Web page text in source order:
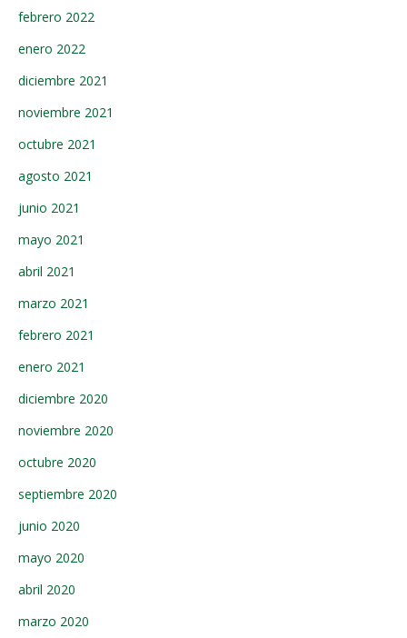
febrero 2022
enero 2022
diciembre 2021
noviembre 2021
octubre 2021
agosto 2021
junio 2021
mayo 2021
abril 2021
marzo 2021
febrero 2021
enero 2021
diciembre 2020
noviembre 2020
octubre 2020
septiembre 2020
junio 2020
mayo 2020
abril 2020
marzo 2020